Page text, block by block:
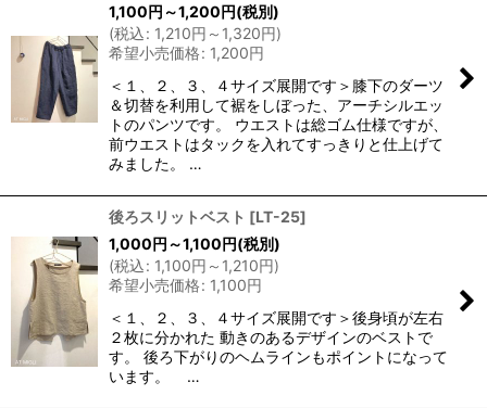
1,100円 ～1,200円(税別)
(税込: 1,210円 ～1,320円)
希望小売価格: 1,200円
＜１、２、３、４サイズ展開です＞膝下のダーツ
＆切替を利用して裾をしぼった、アーチシルエッ
トのパンツです。 ウエストは総ゴム仕様ですが、
前ウエストはタックを入れてすっきりと仕上げて
みました。 …
後ろスリットベスト [LT-25]
1,000円 ～1,100円(税別)
(税込: 1,100円 ～1,210円)
希望小売価格: 1,100円
＜１、２、３、４サイズ展開です＞後身頃が左右
２枚に分かれた 動きのあるデザインのベストで
す。 後ろ下がりのヘムラインもポイントになって
います。 …